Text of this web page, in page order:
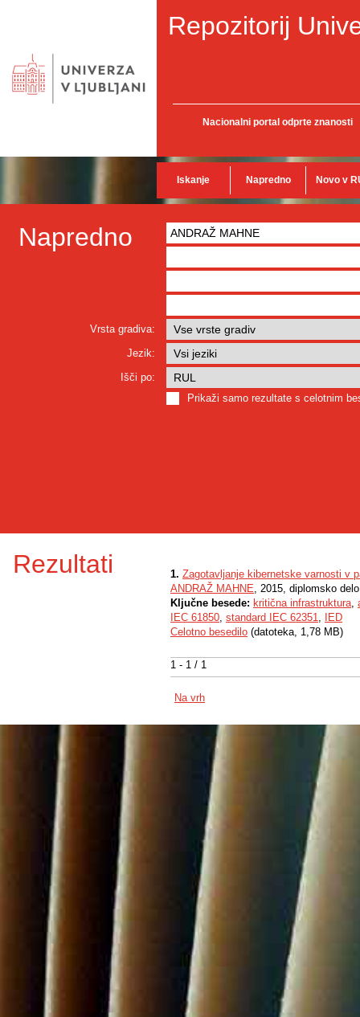
Repozitorij
Nacionalni portal odprte znanosti
Iskanje Napredno Novo v
Napredno
Vrsta gradiva:
Jezik:
Išči po:
Prikaži samo rezultate s celotnim
Rezultati
1 - 1 / 1
1. Zagotavljanje kibernetske varnosti v
ANDRAŽ MAHNE, 2015, diplomsko delo
Ključne besede: kritična infrastruktura,
IEC 61850, standard IEC 62351,
IED
Celotno besedilo (datoteka, 1,78 MB)
Na vrh